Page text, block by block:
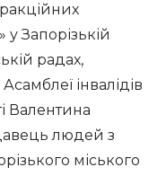
у Запорізькій
радах,
інвалідів
Валентина
людей з
міського